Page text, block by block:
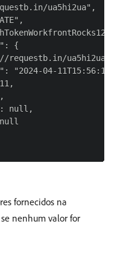
ua5hi2ua",
{
requestb.in/ua5hi2ua",
"2024-04-
null,
fornecidos na
nenhum valor for